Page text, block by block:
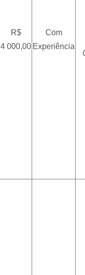
R$
4 000,00
Com
Experiência